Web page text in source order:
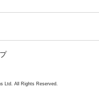
Ltd. All Rights Reserved.